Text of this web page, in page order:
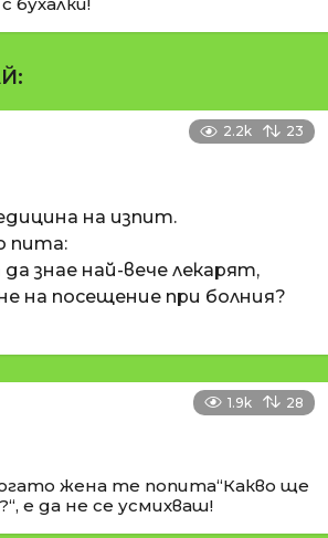
2.2k 23
на изпит.
пита:
знае най-вече лекарят,
на посещение при болния?
1.9k 28
жена те попита“Какво ще
е да не се усмихваш!